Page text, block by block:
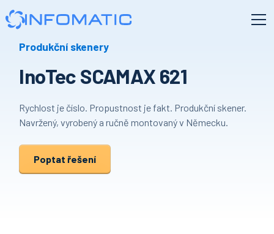
Produkční skenery
InoTec SCAMAX 621
Rychlost je číslo. Propustnost je fakt. Produkční skener.
Navržený, vyrobený a ručně montovaný v Německu.
Poptat řešení